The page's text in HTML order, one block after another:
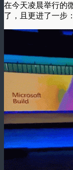
在今天凌晨举行的
了，且更进了一步